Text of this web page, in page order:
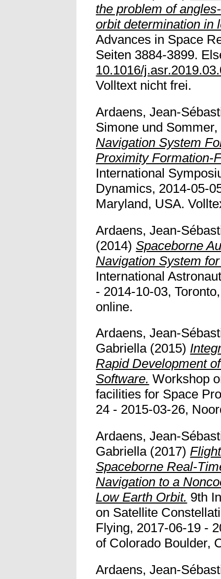
the problem of
orbit determination in
Advances in Space
Seiten 3884-3899.
10.1016/
Volltext nicht frei.
Ardaens, Jean-
Simone und
Navigation System
Proximity Formation-
International
Dynamics, 2014-05-
Maryland, USA.
Ardaens, Jean-
(2014)Spaceborne
Navigation System
International
- 2014-10-03,
online.
Ardaens, Jean-
Gabriella(2015)
Rapid Development
Software. Workshop
facilities for Space
24 - 2015-03-26,
Ardaens, Jean-
Gabriella(2017)
Spaceborne Real-
Navigation to a
Low Earth Orbit. 9th
on Satellite
Flying, 2017-06-19 -
of Colorado Boulder,
Ardaens, Jean-